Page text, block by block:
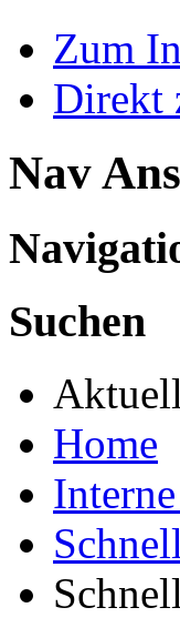
Zum
Direkt
Nav
Suchen
Home